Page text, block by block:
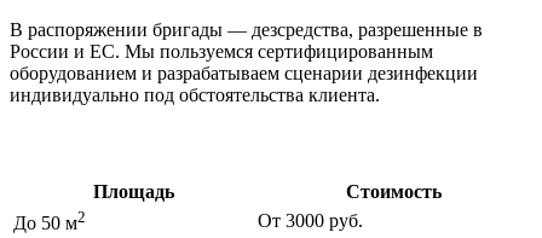
В распоряжении бригады — дезсредства, разрешенные в
России и ЕС. Мы пользуемся сертифицированным
оборудованием и разрабатываем сценарии дезинфекции
индивидуально под обстоятельства клиента.
Площадь
Стоимость
До 50 м2
От 3000 руб.